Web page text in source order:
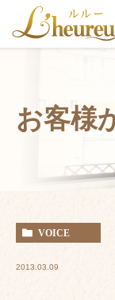
お客様
VOICE
2013.03.09